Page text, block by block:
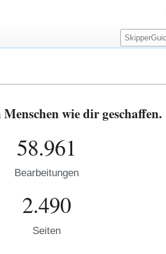
wie dir geschaffen.
58.961
Bearbeitungen
2.490
Seiten
S
u
e